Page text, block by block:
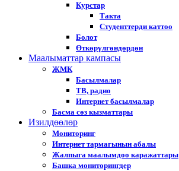
Курстар
Такта
Студенттерди каттоо
Болот
Өткөрүлгөндөрдөн
Маалыматтар кампасы
ЖМК
Басылмалар
ТВ, радио
Интернет басылмалар
Басма сөз кызматтары
Изилдөөлөр
Мониторинг
Интернет тармагынын абалы
Жалпыга маалымдоо каражаттары
Башка мониторингдер